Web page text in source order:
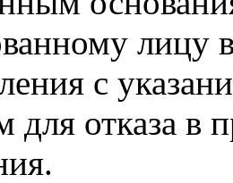
лицу
с
для отказа в